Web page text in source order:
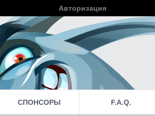
Авторизация
Войти
СПОНСОРЫ F.A.Q.